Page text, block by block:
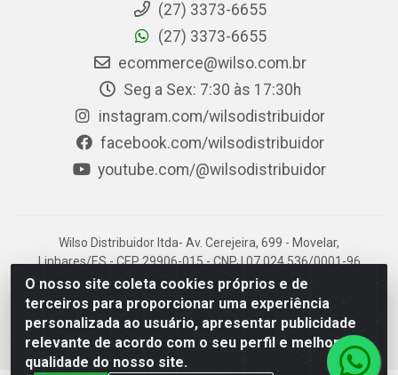
O nosso site coleta cookies próprios e de
terceiros para proporcionar uma experiência
personalizada ao usuário, apresentar publicidade
relevante de acordo com o seu perfil e melhorar a
qualidade do nosso site.
(27) 3373-6655
(27) 3373-6655
ecommerce@wilso.com.br
Seg a Sex: 7:30 às 17:30h
instagram.com/wilsodistribuidor
facebook.com/wilsodistribuidor
youtube.com/@wilsodistribuidor
Wilso Distribuidor ltda- Av. Cerejeira, 699 - Movelar,
Linhares/ES - CEP 29906-015 - CNPJ 07.024.536/0001-96